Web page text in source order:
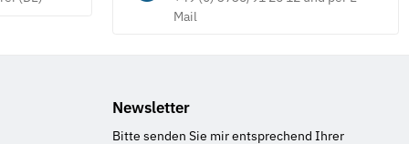
Mail
Newsletter
Bitte senden Sie mir entsprechend Ihrer